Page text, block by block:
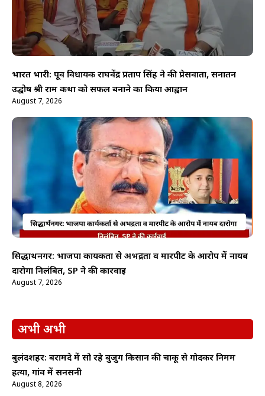
भारत भारी: पूर्व विधायक राघवेंद्र प्रताप सिंह ने की प्रेसवार्ता, सनातन
उद्घोष श्री राम कथा को सफल बनाने का किया आह्वान
August 7, 2026
सिद्धार्थनगर: भाजपा कार्यकर्ता से अभद्रता व मारपीट के आरोप में नायब
दारोगा निलंबित, SP ने की कार्रवाई
August 7, 2026
अभी अभी
बुलंदशहर: बरामदे में सो रहे बुजुर्ग किसान की चाकू से गोदकर निर्मम
हत्या, गांव में सनसनी
August 8, 2026